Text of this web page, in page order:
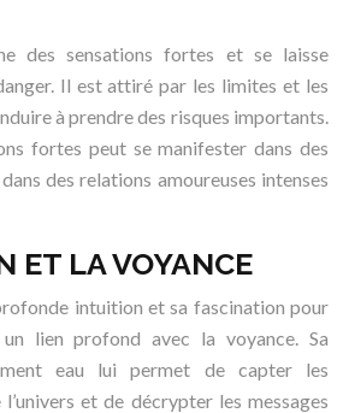
des sensations fortes et se laisse
Il est attiré par les limites et les
à prendre des risques importants.
fortes peut se manifester dans des
des relations amoureuses intenses
ET LA VOYANCE
intuition et sa fascination pour
lien profond avec la voyance. Sa
eau lui permet de capter les
et de décrypter les messages